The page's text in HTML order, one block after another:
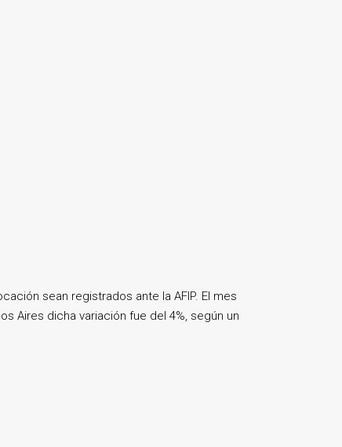
sean registrados ante la AFIP. El mes
Aires dicha variación fue del 4%, según un